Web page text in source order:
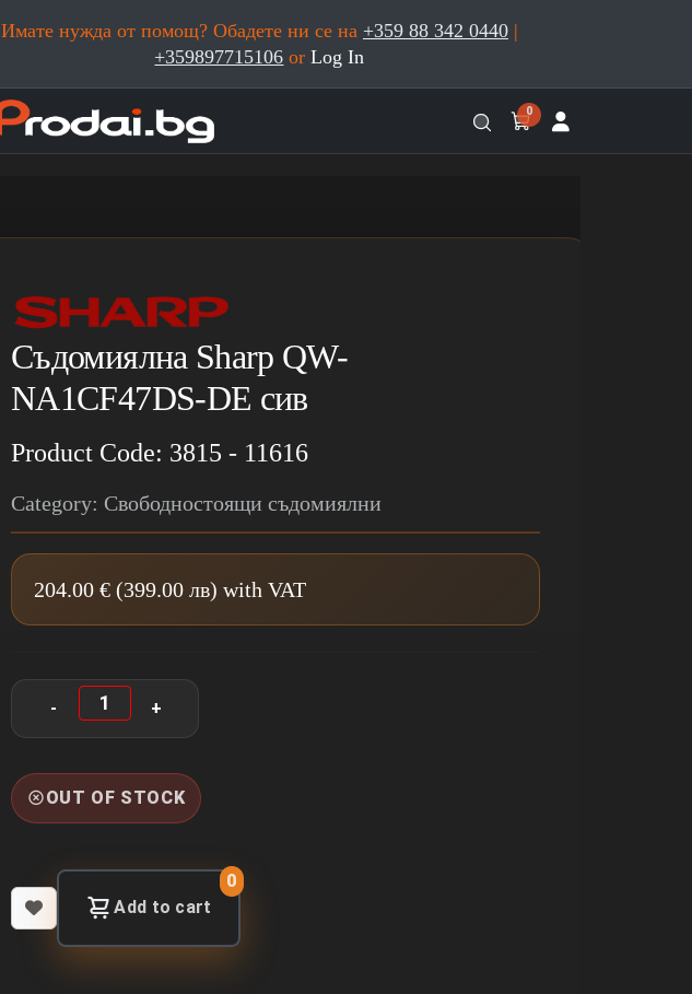
Имате нужда от помощ? Обадете ни се на +359 88 342 0440|
+359897715106 orLog In
0
Съдомиялна Sharp QW-
NA1CF47DS-DE сив
Product Code: 3815 - 11616
Category: Свободностоящи съдомиялни
204.00 € (399.00 лв) with VAT
OUT OF STOCK
Add to cart
0